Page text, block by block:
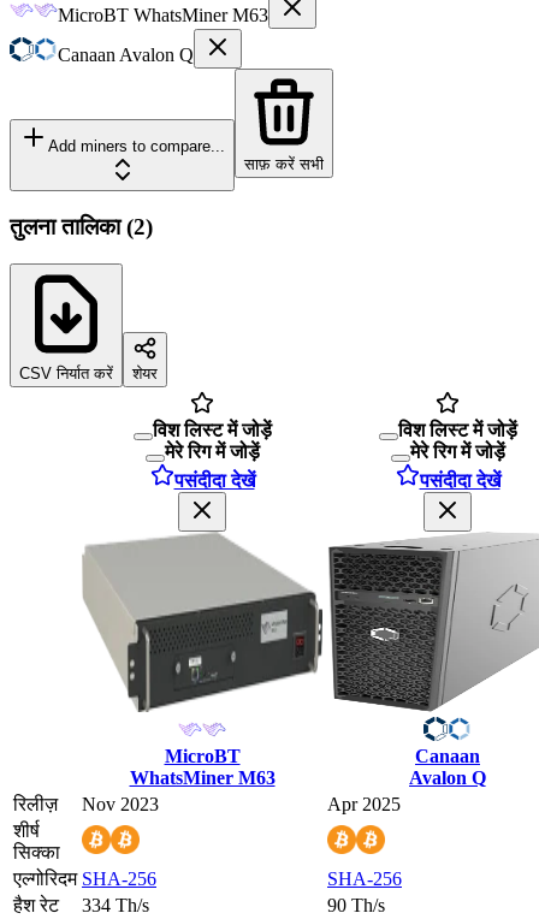
MicroBT WhatsMiner M63
Canaan Avalon Q
Add miners to compare...
साफ़ करें सभी
तुलना तालिका(2)
CSV निर्यात करें शेयर
विश लिस्ट में जोड़ें
मेरे रिग में जोड़ें
पसंदीदा देखें
MicroBT
WhatsMiner M63
विश लिस्ट में जोड़ें
मेरे रिग में जोड़ें
पसंदीदा देखें
Canaan
Avalon Q
रिलीज़
Nov 2023
Apr 2025
शीर्ष
सिक्का
एल्गोरिदम SHA-256
SHA-256
हैश रेट
334 Th/s
90 Th/s